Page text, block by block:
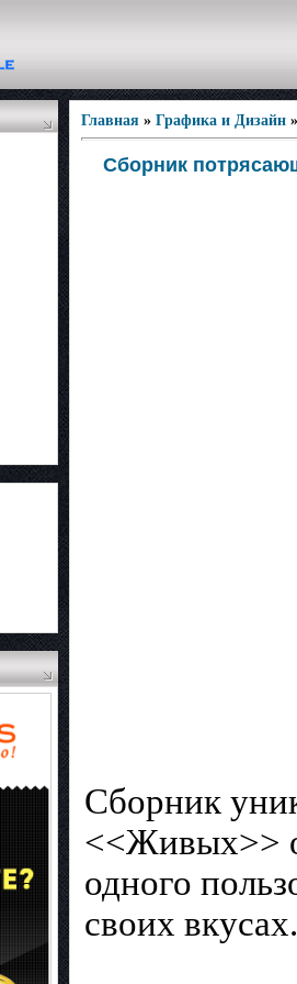
Главная » Графика и Дизайн
Сборник
Сборник
<<Живых>>
одного
своих вкусах.